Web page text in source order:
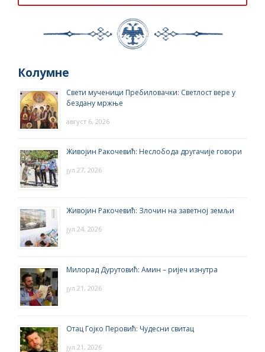
Колумне
Свети мученици Пребиловачки: Светлост вере у
бездану мржње
август 6, 2026
Живојин Ракочевић: Неслобода другачије говори
јул 27, 2026
Живојин Ракочевић: Злочин на заветној земљи
јул 24, 2026
Милорад Дурутовић: Амин – ријеч изнутра
јул 21, 2026
Отац Гојко Перовић: Чудесни свитац
јул 21, 2026